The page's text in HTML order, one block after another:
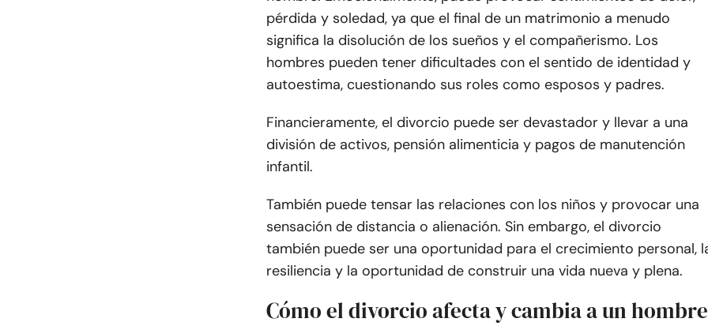
pérdida y soledad, ya que el final de un matrimonio a menudo
significa la disolución de los sueños y el compañerismo. Los
hombres pueden tener dificultades con el sentido de identidad y
autoestima, cuestionando sus roles como esposos y padres.
Financieramente, el divorcio puede ser devastador y llevar a una
división de activos, pensión alimenticia y pagos de manutención
infantil.
También puede tensar las relaciones con los niños y provocar una
sensación de distancia o alienación. Sin embargo, el divorcio
también puede ser una oportunidad para el crecimiento personal,
resiliencia y la oportunidad de construir una vida nueva y plena.
Cómo el divorcio afecta y cambia a un hombre